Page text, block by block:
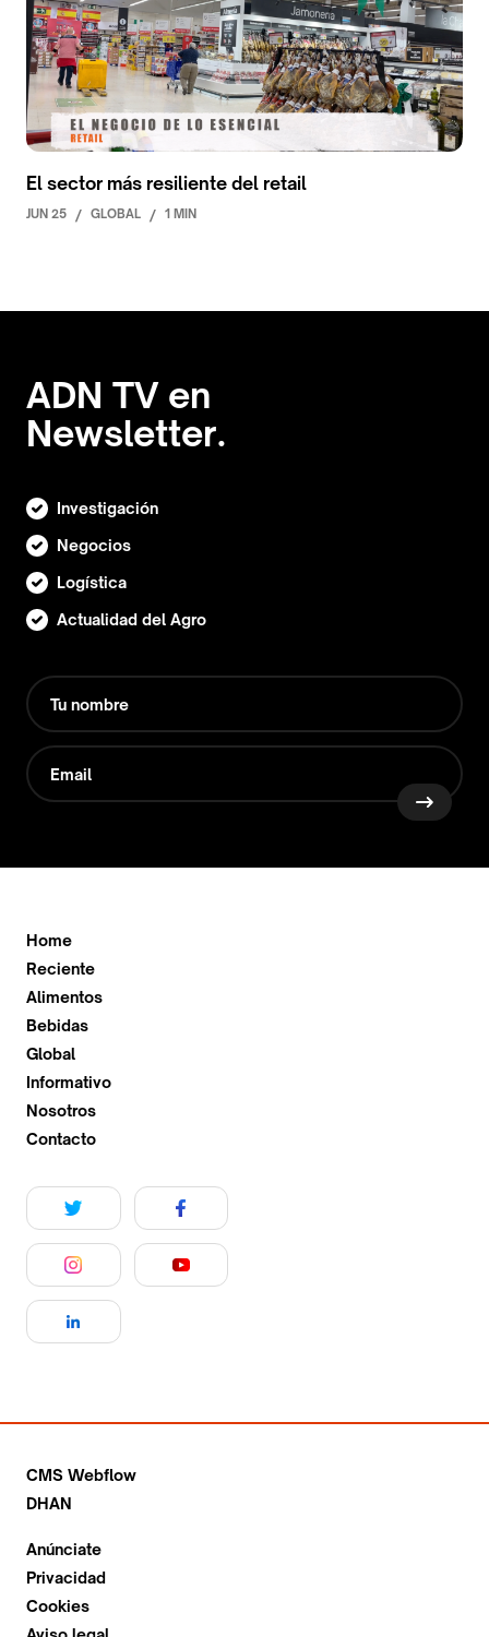
El sector más resiliente del retail
JUN 25 / GLOBAL / 1 MIN
ADN TV en
Newsletter.
Investigación
Negocios
Logística
Actualidad del Agro
Home
Reciente
Alimentos
Bebidas
Global
Informativo
Nosotros
Contacto
CMS Webflow
DHAN
Anúnciate
Privacidad
Cookies